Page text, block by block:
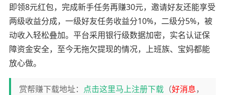
即领8元红包，完成新手任务再赚30元，邀请好友还能享受
两级收益分成，一级好友任务收益分10%，二级分5%，被
动收入轻松叠加。平台采用银行级数据加密，实名认证保
障资金安全，至今无拖欠提现的情况，上班族、宝妈都能
放心做。
赏帮赚下载地址： 点击这里马上注册下载（好消息，